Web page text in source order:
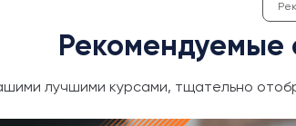
Рекомендуемые
лучшими курсами, тщательно